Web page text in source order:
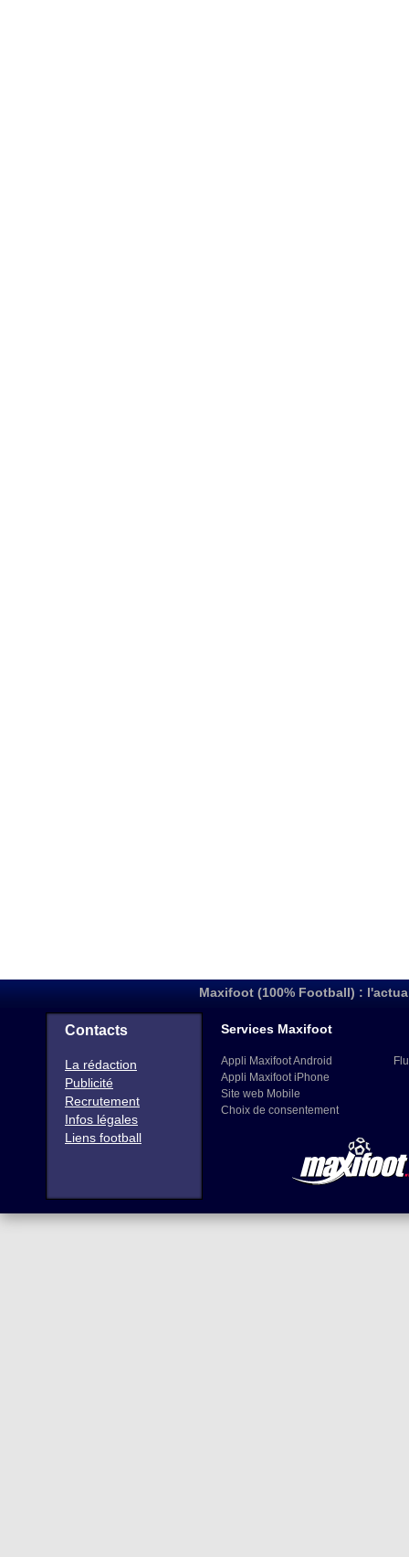
Maxifoot (100% Football) :
Contacts
La rédaction
Publicité
Recrutement
Infos légales
Liens football
Services Maxifoot
Appli Maxifoot Android
Appli Maxifoot iPhone
Site web Mobile
Choix de consentement